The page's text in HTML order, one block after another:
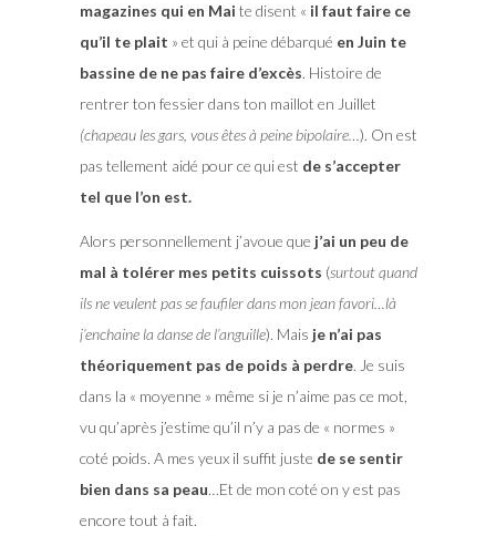
magazines qui en Mai te disent « il faut faire ce
qu’il te plait » et qui à peine débarqué en Juin te
bassine de ne pas faire d’excès. Histoire de
rentrer ton fessier dans ton maillot en Juillet
(chapeau les gars, vous êtes à peine bipolaire…). On est
pas tellement aidé pour ce qui est de s’accepter
tel que l’on est.
Alors personnellement j’avoue que j’ai un peu de
mal à tolérer mes petits cuissots (surtout quand
ils ne veulent pas se faufiler dans mon jean favori…là
j’enchaine la danse de l’anguille). Mais je n’ai pas
théoriquement pas de poids à perdre. Je suis
dans la « moyenne » même si je n’aime pas ce mot,
vu qu’après j’estime qu’il n’y a pas de « normes »
coté poids. A mes yeux il suffit juste de se sentir
bien dans sa peau…Et de mon coté on y est pas
encore tout à fait.